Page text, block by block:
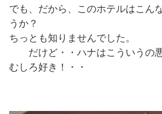
でも、だから、このホテルはこん
うか？
ちっとも知りませんでした。
だけど・・ハナはこういうの悪
むしろ好き！・・